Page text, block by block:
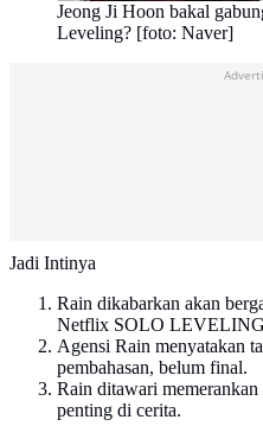
Jeong Ji Hoon bakal
Leveling? [foto: Naver]
Jadi Intinya
Rain dikabarkan akan
Netflix SOLO
Agensi Rain menyatakan
pembahasan, belum final.
Rain ditawari
penting di cerita.